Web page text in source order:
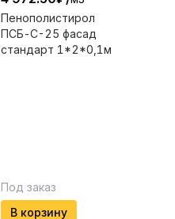
Пенополистирол
ПСБ-С-25 фасад
стандарт 1*2*0,1м
Под заказ
В корзину